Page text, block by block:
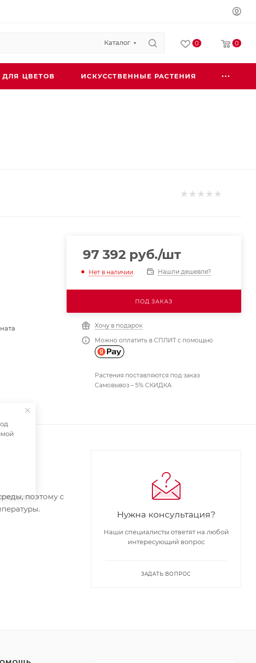
Каталог 0 0
ДЛЯ ЦВЕТОВ ИСКУССТВЕННЫЕ РАСТЕНИЯ
97 392руб./шт
Нет в наличии Нашли дешевле?
ПОД ЗАКАЗ
Хочу в подарок
Можно оплатить в СПЛИТ с помощью
Растения поставляются под заказ
Самовывоз – 5% СКИДКА
поэтому с
Нужна консультация?
Наши специалисты ответят на любой
интересующий вопрос
ЗАДАТЬ ВОПРОС